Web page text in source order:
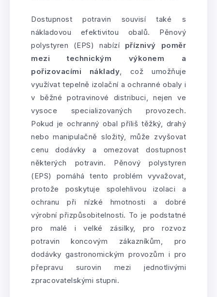
Dostupnost potravin souvisí také s
nákladovou efektivitou obalů. Pěnový
polystyren (EPS) nabízí příznivý poměr
mezi technickým výkonem a
pořizovacími náklady, což umožňuje
využívat tepelně izolační a ochranné obaly i
v běžné potravinové distribuci, nejen ve
vysoce specializovaných provozech.
Pokud je ochranný obal příliš těžký, drahý
nebo manipulačně složitý, může zvyšovat
cenu dodávky a omezovat dostupnost
některých potravin. Pěnový polystyren
(EPS) pomáhá tento problém vyvažovat,
protože poskytuje spolehlivou izolaci a
ochranu při nízké hmotnosti a dobré
výrobní přizpůsobitelnosti. To je podstatné
pro malé i velké zásilky, pro rozvoz
potravin koncovým zákazníkům, pro
dodávky gastronomickým provozům i pro
přepravu surovin mezi jednotlivými
zpracovatelskými stupni.